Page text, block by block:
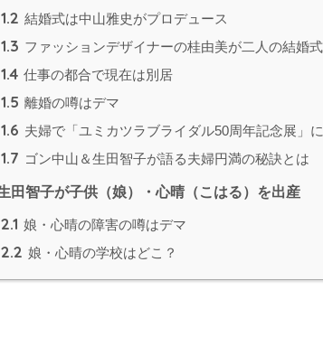
1.2 結婚式は中山雅史がプロデュース
1.3 ファッションデザイナーの桂由美が二人の結婚
1.4 仕事の都合で現在は別居
1.5 離婚の噂はデマ
1.6 夫婦で「ユミカツラブライダル50周年記念展」
1.7 ゴン中山＆生田智子が語る夫婦円満の秘訣とは
田智子が子供（娘）・心晴（こはる）を出産
2.1 娘・心晴の障害の噂はデマ
2.2 娘・心晴の学校はどこ？